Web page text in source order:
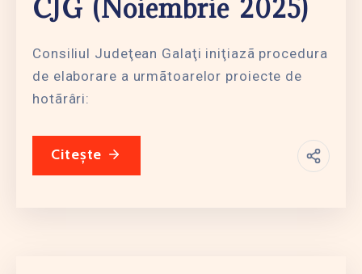
CJG (noiembrie 2025)
Consiliul Judeţean Galaţi iniţiazã procedura
de elaborare a urmãtoarelor proiecte de
hotãrâri:
Citește